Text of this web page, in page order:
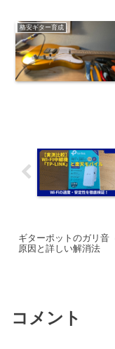
格安ギター育成
ギターポットのガリ音
原因と詳しい解消法
コメント